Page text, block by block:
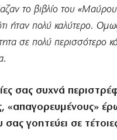
το βιβλίο του
ήταν πολύ καλύτερο.
σε πολύ περισσότερο
σας συχνά
«απαγορευμένους»
γοητεύει σε